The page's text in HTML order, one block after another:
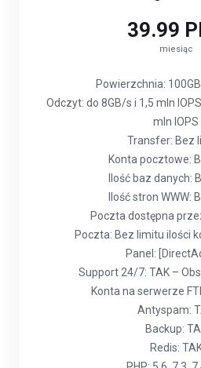
39.99
miesiąc
Powierzchnia:
Odczyt: do 8GB/s i 1,5 mln
mln IOPS
Transfer: Bez
Konta pocztowe:
Ilość baz danych:
Ilość stron WWW:
Poczta dostępna
Poczta: Bez limitu ilości
Panel:
Support 24/7: TAK –
Konta na serwerze
Antyspam:
Backup:
Redis: